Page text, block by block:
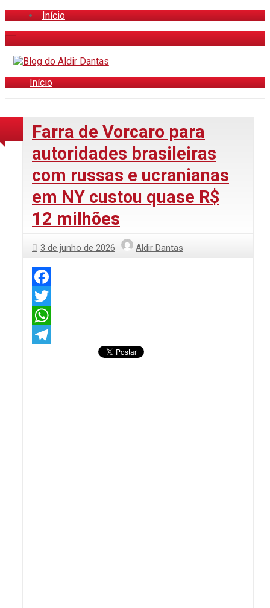
Início
Início
Farra de Vorcaro para
autoridades brasileiras
com russas e ucranianas
em NY custou quase R$
12 milhões
3 de junho de 2026 Aldir Dantas
Facebook
Twitter
WhatsApp